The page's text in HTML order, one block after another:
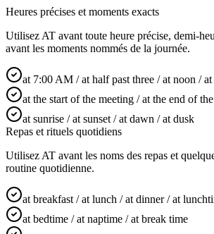
Heures précises et moments exacts
Utilisez AT avant toute heure précise, demi-
avant les moments nommés de la journée.
at 7:00 AM / at half past three / at noon /
at the start of the meeting / at the end of
at sunrise / at sunset / at dawn / at dusk
Repas et rituels quotidiens
Utilisez AT avant les noms des repas et
routine quotidienne.
at breakfast / at lunch / at dinner / at
at bedtime / at naptime / at break time